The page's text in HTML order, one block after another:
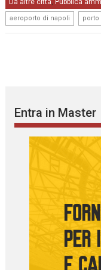
,
aeroporto di napoli porto
Entra in Master